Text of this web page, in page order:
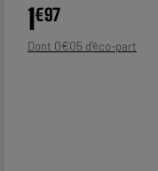
1€97
Dont 0€05